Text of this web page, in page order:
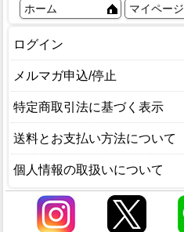
ホーム マイページ
ログイン
メルマガ申込/停止
特定商取引法に基づく表示
送料とお支払い方法について
個人情報の取扱いについて